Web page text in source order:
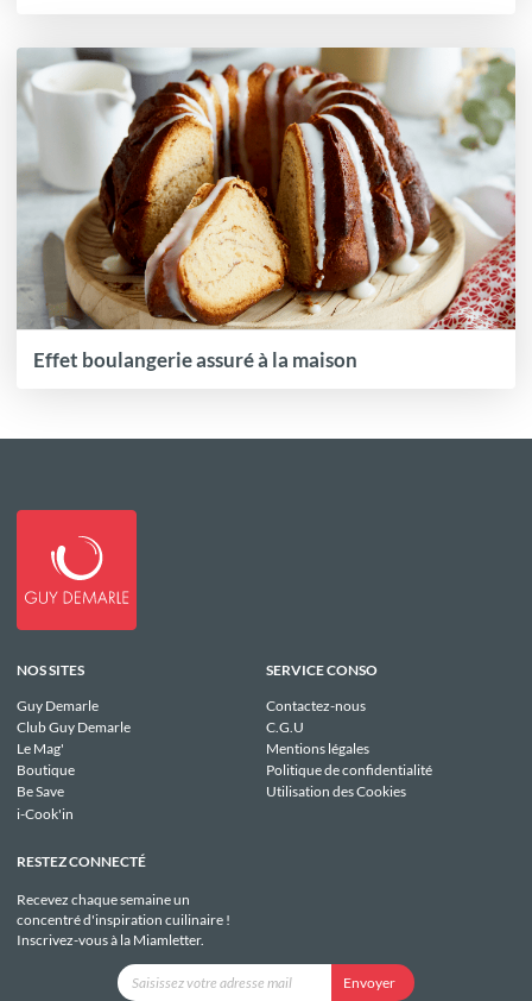
Effet boulangerie assuré à la maison
NOS SITES
Guy Demarle
Club Guy Demarle
Le Mag'
Boutique
Be Save
i-Cook'in
SERVICE CONSO
Contactez-nous
C.G.U
Mentions légales
Politique de confidentialité
Utilisation des Cookies
RESTEZ CONNECTÉ
Recevez chaque semaine un
concentré d'inspiration cuilinaire !
Inscrivez-vous à la Miamletter.